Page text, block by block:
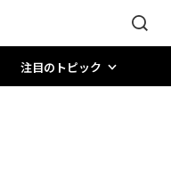
注目のトピック